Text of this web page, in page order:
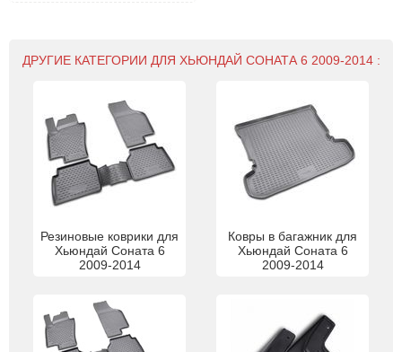
ДРУГИЕ КАТЕГОРИИ ДЛЯ ХЬЮНДАЙ СОНАТА 6 2009-2014 :
Резиновые коврики для
Хьюндай Соната 6
2009-2014
Ковры в багажник для
Хьюндай Соната 6
2009-2014